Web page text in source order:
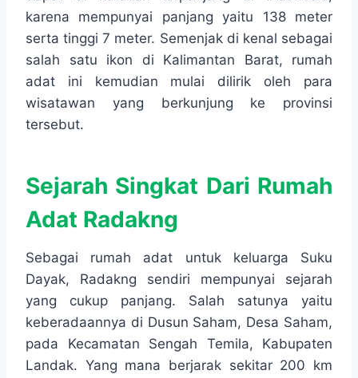
karena mempunyai panjang yaitu 138 meter
serta tinggi 7 meter. Semenjak di kenal sebagai
salah satu ikon di Kalimantan Barat, rumah
adat ini kemudian mulai dilirik oleh para
wisatawan yang berkunjung ke provinsi
tersebut.
Sejarah Singkat Dari Rumah
Adat Radakng
Sebagai rumah adat untuk keluarga Suku
Dayak, Radakng sendiri mempunyai sejarah
yang cukup panjang. Salah satunya yaitu
keberadaannya di Dusun Saham, Desa Saham,
pada Kecamatan Sengah Temila, Kabupaten
Landak. Yang mana berjarak sekitar 200 km